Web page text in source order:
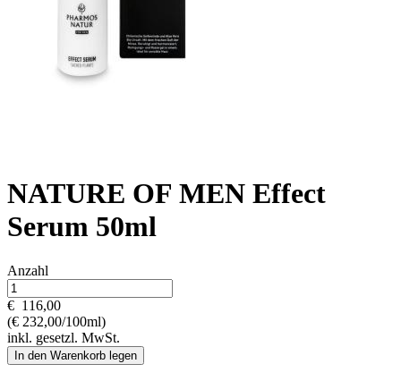
NATURE OF MEN Effect
Serum 50ml
Anzahl
€ 116,00
(€ 232,00/100ml)
inkl. gesetzl. MwSt.
In den Warenkorb legen